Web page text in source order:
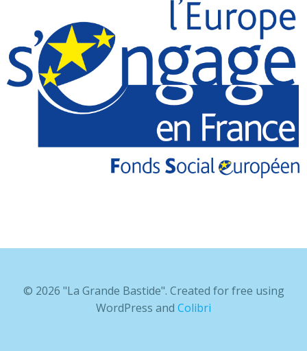
© 2026 "La Grande Bastide". Created for free using
WordPress and Colibri